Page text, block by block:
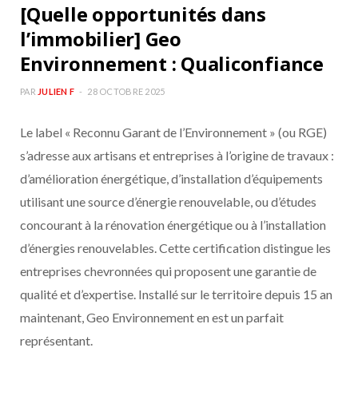
[Quelle opportunités dans
l’immobilier] Geo
Environnement : Qualiconfiance
PAR JULIEN F 28 OCTOBRE 2025
Le label « Reconnu Garant de l’Environnement » (ou RGE)
s’adresse aux artisans et entreprises à l’origine de travaux :
d’amélioration énergétique, d’installation d’équipements
utilisant une source d’énergie renouvelable, ou d’études
concourant à la rénovation énergétique ou à l’installation
d’énergies renouvelables. Cette certification distingue les
entreprises chevronnées qui proposent une garantie de
qualité et d’expertise. Installé sur le territoire depuis 15 an
maintenant, Geo Environnement en est un parfait
représentant.